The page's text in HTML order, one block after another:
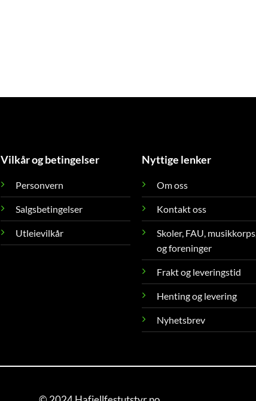
Vilkår og betingelser
Personvern
Salgsbetingelser
Utleievilkår
Nyttige lenker
Om oss
Kontakt oss
Skoler, FAU,
og foreninger
Frakt og leveringstid
Henting og levering
Nyhetsbrev